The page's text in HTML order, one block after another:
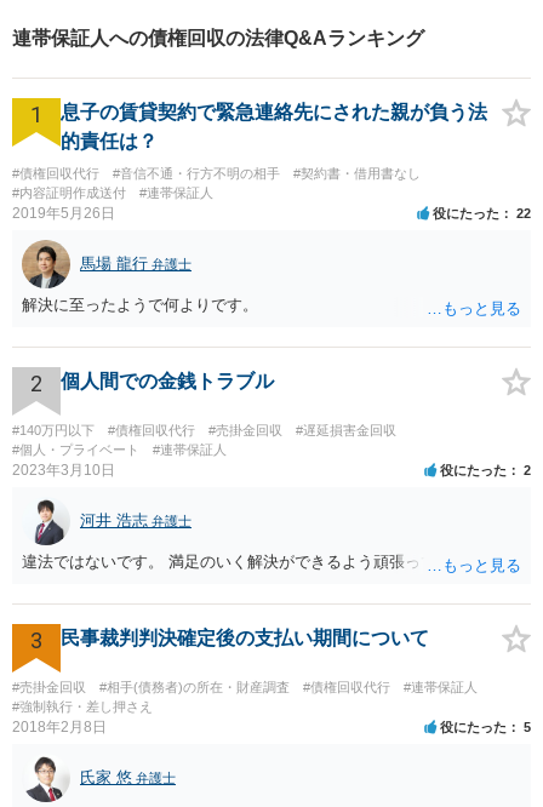
連帯保証人への債権回収の法律Q&Aランキング
1
息子の賃貸契約で緊急連絡先にされた親が負う法
的責任は？
#債権回収代行 #音信不通・行方不明の相手
#契約書・借用書なし
#内容証明作成送付
#連帯保証人
2019年5月26日 役にたった 22
馬場 龍行 弁護士
解決に至ったようで何よりです。
2 個人間での金銭トラブル
#140万円以下 #債権回収代行 #売掛金回収
#遅延損害金回収
#個人・プライベート
#連帯保証人
2023年3月10日 役にたった 2
河井 浩志 弁護士
違法ではないです。 満足のいく解決ができるよう頑張ってください。
3 民事裁判判決確定後の支払い期間について
#売掛金回収 #相手(債務者)の所在・財産調査 #債権回収代行
#連帯保証人
#強制執行・差し押さえ
2018年2月8日 役にたった 5
氏家 悠 弁護士